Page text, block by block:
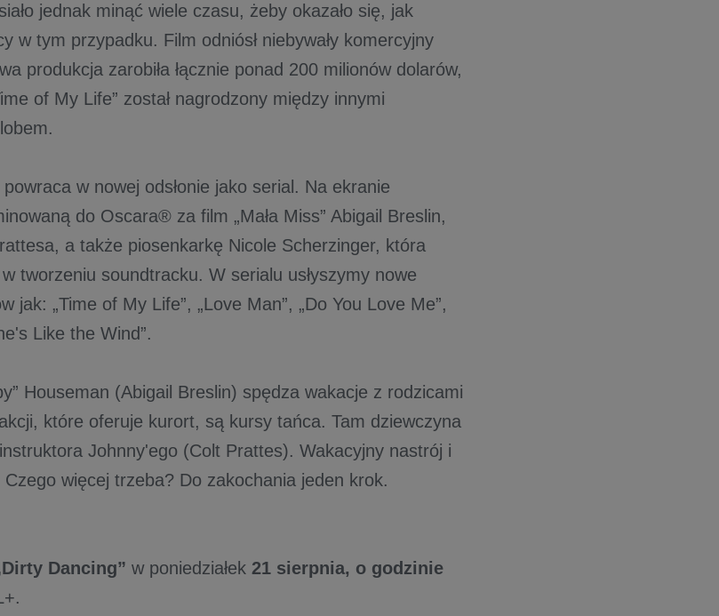
jednak minąć wiele czasu, żeby okazało się, jak
w tym przypadku. Film odniósł niebywały komercyjny
produkcja zarobiła łącznie ponad 200 milionów dolarów,
of My Life” został nagrodzony między innymi
powraca w nowej odsłonie jako serial. Na ekranie
do Oscara® za film „Mała Miss” Abigail Breslin,
a także piosenkarkę Nicole Scherzinger, która
tworzeniu soundtracku. W serialu usłyszymy nowe
jak: „Time of My Life”, „Love Man”, „Do You Love Me”,
Like the Wind”.
Houseman (Abigail Breslin) spędza wakacje z rodzicami
które oferuje kurort, są kursy tańca. Tam dziewczyna
Johnny'ego (Colt Prattes). Wakacyjny nastrój i
więcej trzeba? Do zakochania jeden krok.
Dancing” w poniedziałek 21 sierpnia, o godzinie